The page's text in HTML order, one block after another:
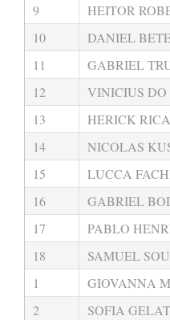
9
HEITOR
10
DANIEL
11
GABRIEL
12
VINICIUS
13
HERICK
14
NICOLAS
15
LUCCA
16
GABRIEL
17
PABLO
18
SAMUEL
1
GIOVANNA
2
SOFIA